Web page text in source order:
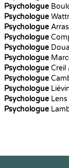
Psychologue
Psychologue
Psychologue Arras
Psychologue
Psychologue
Psychologue
Psychologue Creil
Psychologue
Psychologue
Psychologue Lens
Psychologue